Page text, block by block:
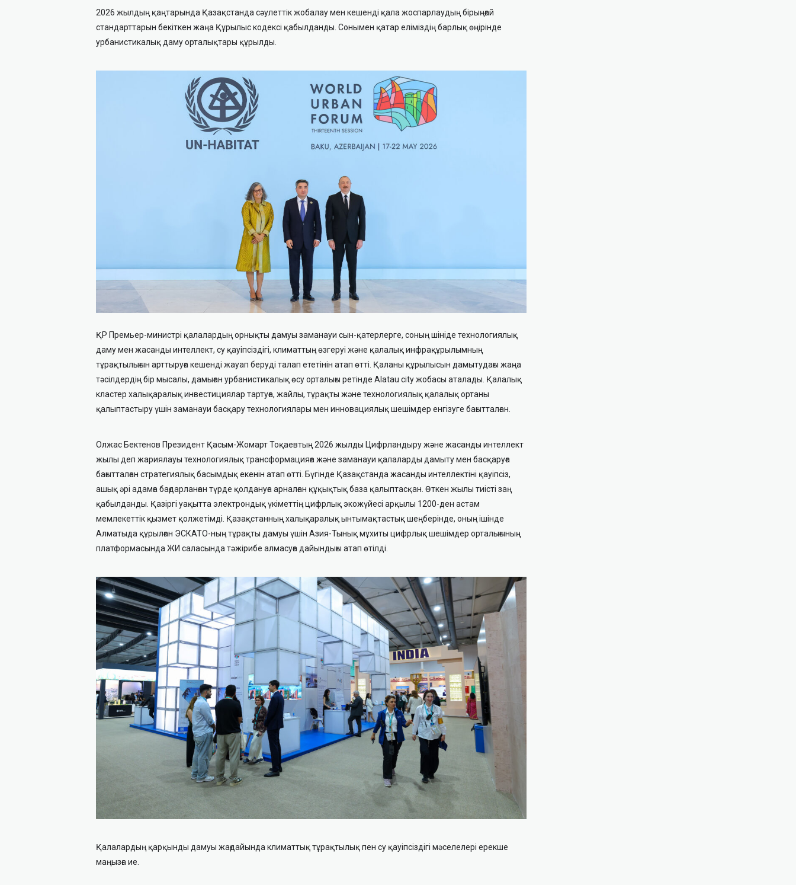
2026 жылдың қаңтарында Қазақстанда сәулеттік жобалау мен кешенді қала жоспарлаудың бірыңғай
стандарттарын бекіткен жаңа Құрылыс кодексі қабылданды. Сонымен қатар еліміздің барлық өңірінде
урбанистикалық даму орталықтары құрылды.
ҚР Премьер-министрі қалалардың орнықты дамуы заманауи сын-қатерлерге, соның шініде технологиялық
даму мен жасанды интеллект, су қауіпсіздігі, климаттың өзгеруі және қалалық инфрақұрылымның
тұрақтылығын арттыруға кешенді жауап беруді талап ететінін атап өтті. Қаланы құрылысын дамытудағы жаңа
тәсілдердің бір мысалы, дамыған урбанистикалық өсу орталығы ретінде Alatau city жобасы аталады. Қалалық
кластер халықаралық инвестициялар тартуға, жайлы, тұрақты және технологиялық қалалық ортаны
қалыптастыру үшін заманауи басқару технологиялары мен инновациялық шешімдер енгізуге бағытталған.
Олжас Бектенов Президент Қасым-Жомарт Тоқаевтың 2026 жылды Цифрландыру және жасанды интеллект
жылы деп жариялауы технологиялық трансформацияға және заманауи қалаларды дамыту мен басқаруға
бағытталған стратегиялық басымдық екенін атап өтті. Бүгінде Қазақстанда жасанды интеллектіні қауіпсіз,
ашық әрі адамға бағдарланған түрде қолдануға арналған құқықтық база қалыптасқан. Өткен жылы тиісті заң
қабылданды. Қазіргі уақытта электрондық үкіметтің цифрлық экожүйесі арқылы 1200-ден астам
мемлекеттік қызмет қолжетімді. Қазақстанның халықаралық ынтымақтастық шеңберінде, оның ішінде
Алматыда құрылған ЭСКАТО-ның тұрақты дамуы үшін Азия-Тынық мұхиты цифрлық шешімдер орталығының
платформасында ЖИ саласында тәжірибе алмасуға дайындығы атап өтілді.
Қалалардың қарқынды дамуы жағдайында климаттық тұрақтылық пен су қауіпсіздігі мәселелері ерекше
маңызға ие.